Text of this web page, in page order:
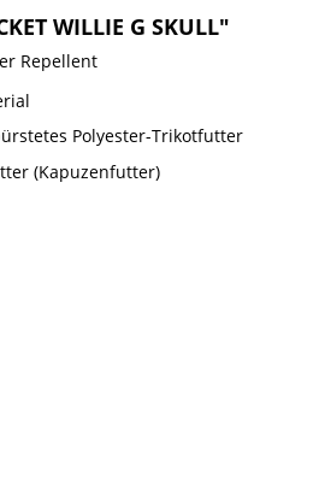
WILLIE G SKULL"
Repellent
Polyester-Trikotfutter
(Kapuzenfutter)